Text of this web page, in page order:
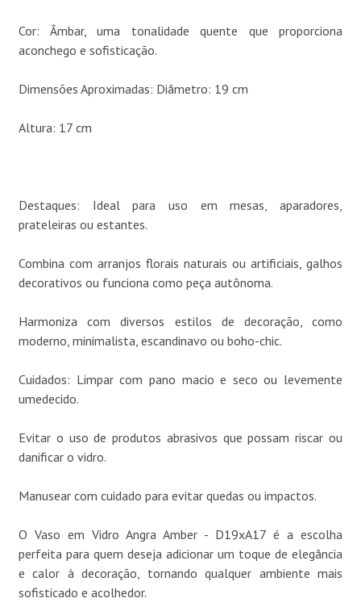
Cor: Âmbar, uma tonalidade quente que proporciona
aconchego e sofisticação.
Dimensões Aproximadas: Diâmetro: 19 cm
Altura: 17 cm
Destaques: Ideal para uso em mesas, aparadores,
prateleiras ou estantes.
Combina com arranjos florais naturais ou artificiais, galhos
decorativos ou funciona como peça autônoma.
Harmoniza com diversos estilos de decoração, como
moderno, minimalista, escandinavo ou boho-chic.
Cuidados: Limpar com pano macio e seco ou levemente
umedecido.
Evitar o uso de produtos abrasivos que possam riscar ou
danificar o vidro.
Manusear com cuidado para evitar quedas ou impactos.
O Vaso em Vidro Angra Amber - D19xA17 é a escolha
perfeita para quem deseja adicionar um toque de elegância
e calor à decoração, tornando qualquer ambiente mais
sofisticado e acolhedor.